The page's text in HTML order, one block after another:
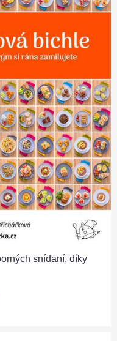
snídaní, díky